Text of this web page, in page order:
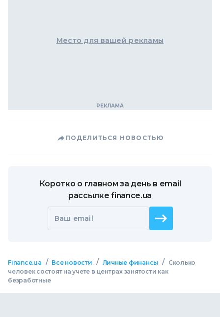
Место для вашей рекламы
ПОДЕЛИТЬСЯ НОВОСТЬЮ
Коротко о главном за день в email
рассылке finance.ua
Ваш email
Finance.ua / Все новости / Личные финансы /
Сколько
человек состоят на учете в центрах занятости как
безработные